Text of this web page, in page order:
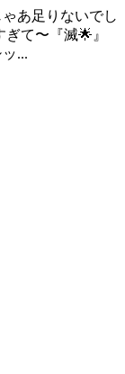
あ足りないでし
て〜『滅🌟』
...